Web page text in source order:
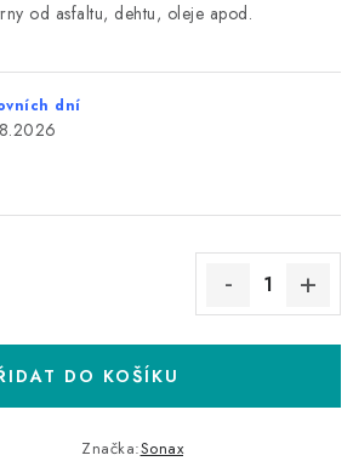
od asfaltu, dehtu, oleje apod.
dní
DO KOŠÍKU
Značka:Sonax